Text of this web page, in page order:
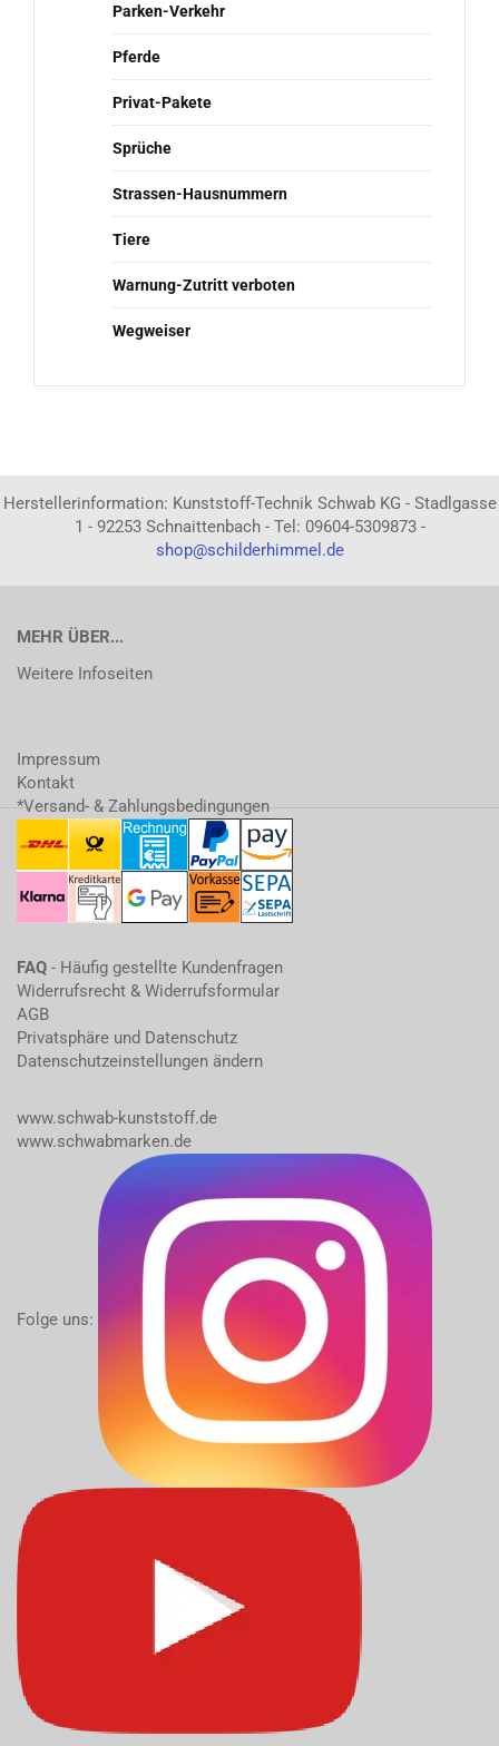
Parken-Verkehr
Pferde
Privat-Pakete
Sprüche
Strassen-Hausnummern
Tiere
Warnung-Zutritt verboten
Wegweiser
Herstellerinformation: Kunststoff-Technik Schwab KG - Stadlgasse
1 - 92253 Schnaittenbach - Tel: 09604-5309873 -
shop@schilderhimmel.de
MEHR ÜBER...
Weitere Infoseiten
Impressum
Kontakt
*Versand- & Zahlungsbedingungen
FAQ - Häufig gestellte Kundenfragen
Widerrufsrecht & Widerrufsformular
AGB
Privatsphäre und Datenschutz
Datenschutzeinstellungen ändern
www.schwab-kunststoff.de
www.schwabmarken.de
Folge uns: